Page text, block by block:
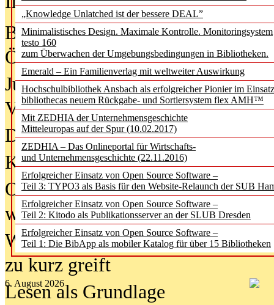
„Knowledge Unlatched ist der bessere DEAL”
Minimalistisches Design. Maximale Kontrolle. Monitoringsystem
testo 160
zum Überwachen der Umgebungsbedingungen in Bibliotheken.
Emerald – Ein Familienverlag mit weltweiter Auswirkung
Hochschulbibliothek Ansbach als erfolgreicher Pionier im
bibliothecas neuem Rückgabe- und Sortiersystem flex AMH™
Mit ZEDHIA der Unternehmensgeschichte
Mitteleuropas auf der Spur (10.02.2017)
ZEDHIA – Das Onlineportal für Wirtschafts-
und Unternehmensgeschichte (22.11.2016)
Erfolgreicher Einsatz von Open Source Software –
Teil 3: TYPO3 als Basis für den Website-Relaunch der SUB
Erfolgreicher Einsatz von Open Source Software –
Teil 2: Kitodo als Publikationsserver an der SLUB Dresden
Erfolgreicher Einsatz von Open Source Software –
Teil 1: Die BibApp als mobiler Katalog für über 15 Bibliotheken
6. August 2026
Bürgerforum fordert mehr
Öffentlichkeit
Jugendliche wollen besseren
Verbote
Digitale Langzeit­archi­vierung
KI-Chatbots werden Teil der
Offene Infrastrukturen für
wissenschaftliche
Warum die Debatte über KI-Texte
zu kurz greift
Lesen als Grundlage